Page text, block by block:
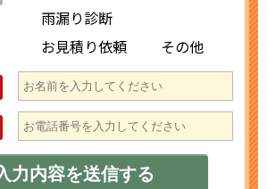
雨漏り診断
お見積り依頼
その他